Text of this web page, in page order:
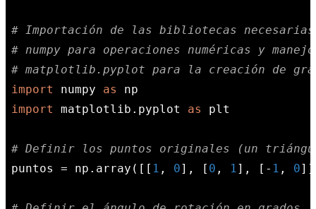
# Importación de las bibliotecas
# numpy para operaciones numéricas y
# matplotlib.pyplot para la creación de
import
numpy as
import
matplotlib.pyplot as plt
# Definir los puntos originales (un
puntos = np.array([[ 1 , 0], [ 0 , 1 ], [- 1 , 0